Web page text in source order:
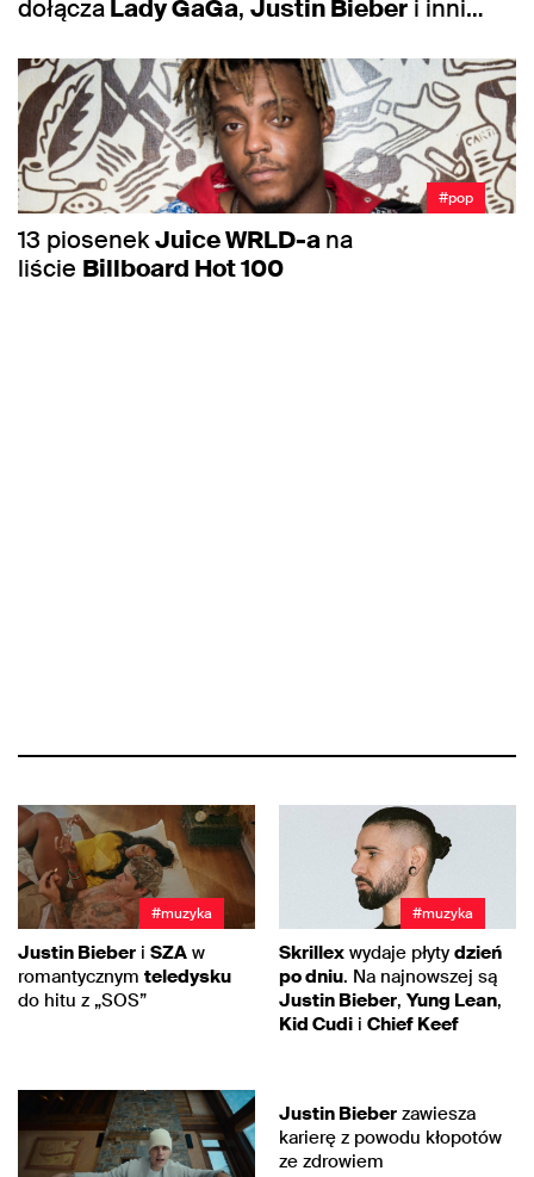
dołącza Lady GaGa, Justin Bieber i inni…
#pop
13 piosenekJuice WRLD-ana
liście Billboard Hot 100
#muzyka
Justin Bieber i SZA w
romantycznym teledysku
do hitu z „SOS”
#muzyka
Skrillex wydaje płyty dzień
po dniu. Na najnowszej są
Justin Bieber, Yung Lean,
Kid Cudi i Chief Keef
Justin Bieber zawiesza
karierę z powodu kłopotów
ze zdrowiem